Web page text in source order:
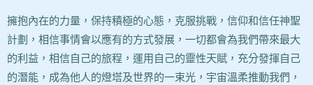
擁抱內在的力量，保持積極的心態，克服挑戰，信仰和信任神聖
計劃，相信事情會以應有的方式發展，一切都會為我們帶來最大
的利益，相信自己的旅程，運用自己的靈性天賦，充分發揮自己
的潛能，成為他人的燈塔及世界的一束光，宇宙溫柔推動我們，